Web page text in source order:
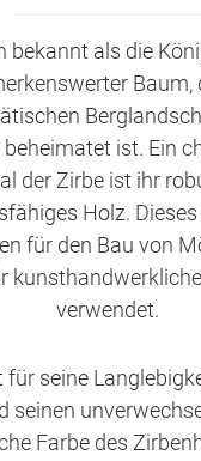
bekannt als die
Baum,
ist. Ein
der Zirbe ist ihr
Holz.
für den Bau von
verwendet.
für seine
seinen
Farbe des